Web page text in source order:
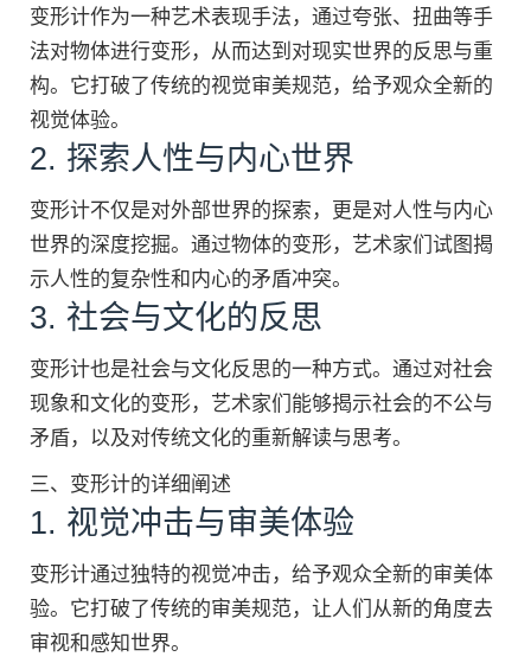
变形计作为一种艺术表现手法，通过夸张、扭曲等手
法对物体进行变形，从而达到对现实世界的反思与重
构。它打破了传统的视觉审美规范，给予观众全新的
视觉体验。
2. 探索人性与内心世界
变形计不仅是对外部世界的探索，更是对人性与内心
世界的深度挖掘。通过物体的变形，艺术家们试图揭
示人性的复杂性和内心的矛盾冲突。
3. 社会与文化的反思
变形计也是社会与文化反思的一种方式。通过对社会
现象和文化的变形，艺术家们能够揭示社会的不公与
矛盾，以及对传统文化的重新解读与思考。
三、变形计的详细阐述
1. 视觉冲击与审美体验
变形计通过独特的视觉冲击，给予观众全新的审美体
验。它打破了传统的审美规范，让人们从新的角度去
审视和感知世界。